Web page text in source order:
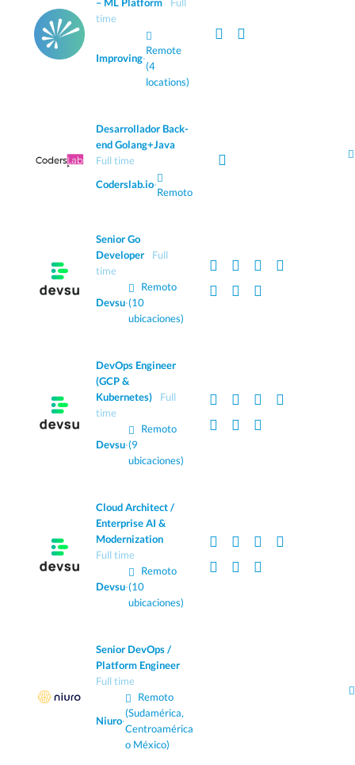
– ML Platform
Full
time
Improving·
Remote
(4
locations)
Desarrollador Back-
end Golang+Java
Full time
Coderslab.io·
Remoto
Senior Go
Developer
Full
time
Devsu·
Remoto
(10
ubicaciones)
DevOps Engineer
(GCP &
Kubernetes)
Full
time
Devsu·
Remoto
(9
ubicaciones)
Cloud Architect /
Enterprise AI &
Modernization
Full time
Devsu·
Remoto
(10
ubicaciones)
Senior DevOps /
Platform Engineer
Full time
Niuro·
Remoto
(Sudamérica,
Centroamérica
o México)